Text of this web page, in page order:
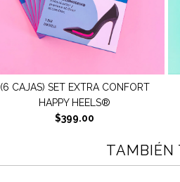
(2 CAJAS) AJUSTE + PROTECCIÓN
HAPPY HEELS®
$179.00
TAMBIÉN